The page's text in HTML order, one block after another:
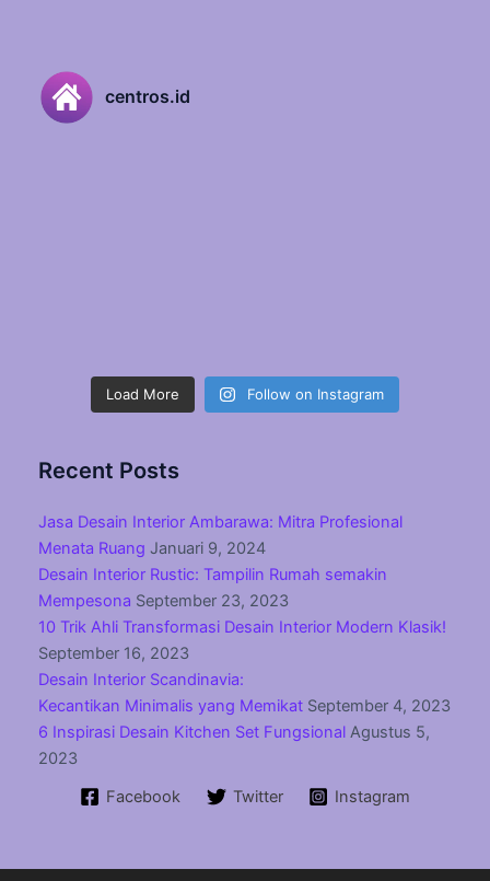
centros.id
Load More Follow on Instagram
Recent Posts
Jasa Desain Interior Ambarawa: Mitra Profesional
Menata Ruang Januari 9, 2024
Desain Interior Rustic: Tampilin Rumah semakin
Mempesona September 23, 2023
10 Trik Ahli Transformasi Desain Interior Modern Klasik!
September 16, 2023
Desain Interior Scandinavia:
Kecantikan Minimalis yang Memikat September 4, 2023
6 Inspirasi Desain Kitchen Set Fungsional Agustus 5,
2023
Facebook
Twitter Instagram